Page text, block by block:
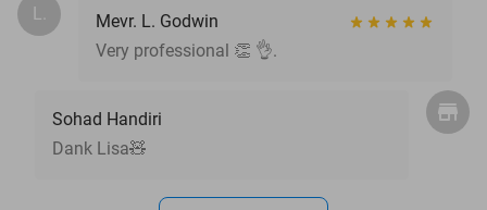
L.
Mevr. L. Godwin
Very professional 👏 👌.
Sohad Handiri
Dank Lisa🧸